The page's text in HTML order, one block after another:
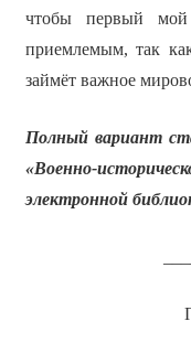
чтобы первый мой
приемлемым, так
займёт важное
Полный вариант
«Военно-
электронной